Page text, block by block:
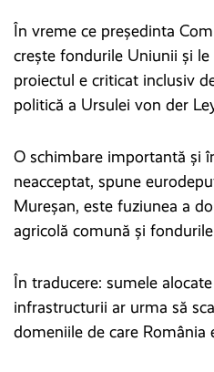
În vreme ce președinta
crește fondurile Uniunii și
proiectul e criticat inclusiv
politică a Ursulei von der
O schimbare importantă și
neacceptat, spune
Mureșan, este fuziunea a
agricolă comună și
În traducere: sumele
infrastructurii ar urma să
domeniile de care România